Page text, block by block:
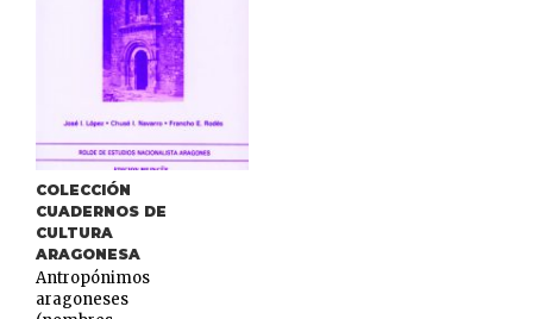
COLECCIÓN
CUADERNOS DE
CULTURA
ARAGONESA
Antropónimos
aragoneses